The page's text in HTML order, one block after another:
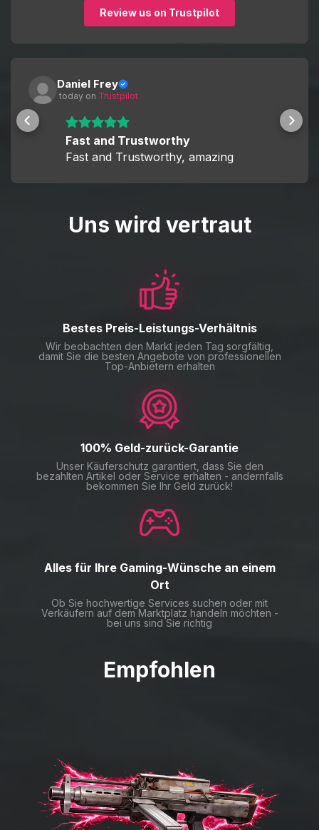
zuverlässige Lieferung.Review us on Trustpilot
Daniel Frey
today on Trustpilot
Fast and Trustworthy
Fast and Trustworthy, amazing
Uns wird vertraut
Bestes Preis-Leistungs-Verhältnis
Wir beobachten den Markt jeden Tag sorgfältig,
damit Sie die besten Angebote von professionellen
Top-Anbietern erhalten
100% Geld-zurück-Garantie
Unser Käuferschutz garantiert, dass Sie den
bezahlten Artikel oder Service erhalten - andernfalls
bekommen Sie Ihr Geld zurück!
Alles für Ihre Gaming-Wünsche an einem
Ort
Ob Sie hochwertige Services suchen oder mit
Verkäufern auf dem Marktplatz handeln möchten -
bei uns sind Sie richtig
Empfohlen